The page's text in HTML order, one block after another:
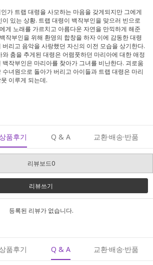
가 트랩 대령을 사모하는 마음을 갖게되지만 그에게
있는 상황. 트랩 대령이 백작부인을 맞으러 빈으로
게 노래를 가르치고 아름다운 자연을 만끽하게 해준
작부인을 위해 환영의 합창을 하자 이에 감동한 대령
리고 음악을 사랑했던 자신의 이전 모습을 상기한다.
춤을 추게된 대령은 어렴풋하던 마리아에 대한 애정
작부인은 마리아를 찾아가 그녀를 비난한다. 괴로움
녀원으로 돌아가 버리고 아이들과 트랩 대령은 마리
이루게 되는데.
품후기 Q & A 교환·배송·반품
리뷰보드0
리뷰쓰기
등록된 리뷰가 없습니다.
상품후기 Q & A 교환·배송·반품